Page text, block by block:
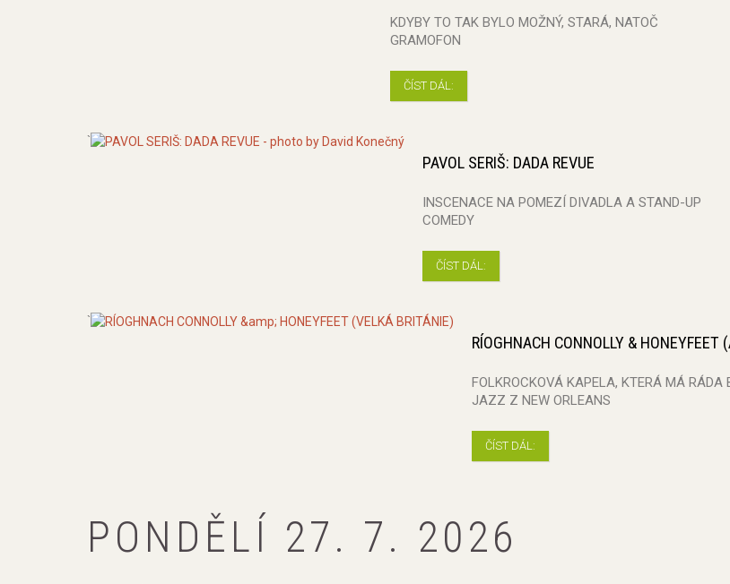
KDYBY TO TAK BYLO MOŽNÝ, STARÁ, NATOČ
GRAMOFON
ČÍST DÁL:
`
PAVOL SERIŠ: DADA REVUE
INSCENACE NA POMEZÍ DIVADLA A STAND-UP
COMEDY
ČÍST DÁL:
`
RÍOGHNACH CONNOLLY & HONEYFEET
FOLKROCKOVÁ KAPELA, KTERÁ MÁ RÁDA
JAZZ Z NEW ORLEANS
ČÍST DÁL:
PONDĚLÍ 27. 7. 2026